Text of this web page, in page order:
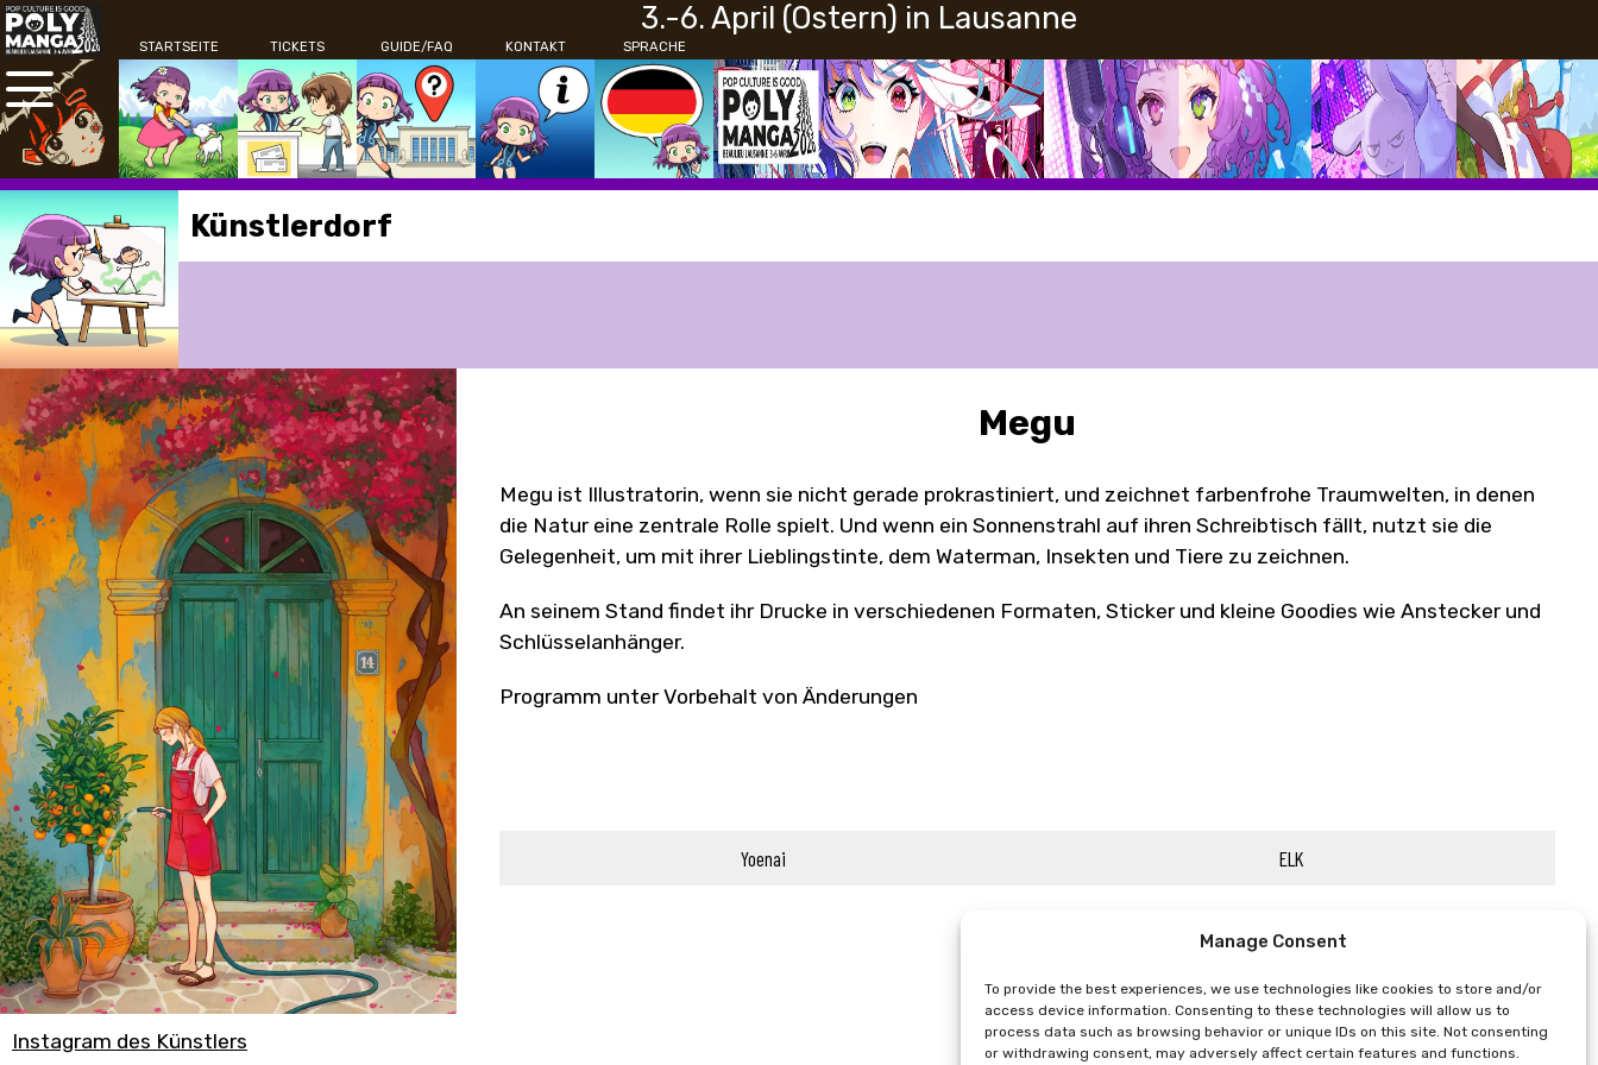
Manage Consent
To provide the best experiences, we use technologies like cookies to store and/or
access device information. Consenting to these technologies will allow us to
process data such as browsing behavior or unique IDs on this site. Not consenting
or withdrawing consent, may adversely affect certain features and functions.
3.-6. April (Ostern) in Lausanne
SPRACHE
STARTSEITE TICKETS GUIDE/FAQ KONTAKT
Künstlerdorf
Instagram des Künstlers
Megu
Megu ist Illustratorin, wenn sie nicht gerade prokrastiniert, und zeichnet farbenfrohe Traumwelten, in denen
die Natur eine zentrale Rolle spielt. Und wenn ein Sonnenstrahl auf ihren Schreibtisch fällt, nutzt sie die
Gelegenheit, um mit ihrer Lieblingstinte, dem Waterman, Insekten und Tiere zu zeichnen.
An seinem Stand findet ihr Drucke in verschiedenen Formaten, Sticker und kleine Goodies wie Anstecker und
Schlüsselanhänger.
Programm unter Vorbehalt von Änderungen
Yoenai ELK